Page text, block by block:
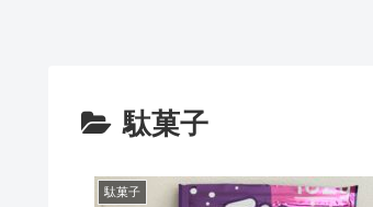
駄菓子
駄菓子